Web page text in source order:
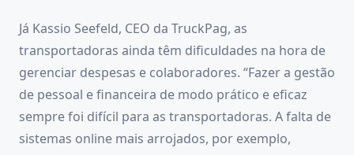
Já Kassio Seefeld, CEO da TruckPag, as
transportadoras ainda têm dificuldades na hora de
gerenciar despesas e colaboradores. “Fazer a gestão
de pessoal e financeira de modo prático e eficaz
sempre foi difícil para as transportadoras. A falta de
sistemas online mais arrojados, por exemplo,